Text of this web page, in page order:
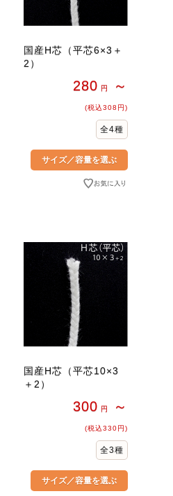
国産H芯（平芯6×3＋
2）
280 円 ～
(税込308円)
全4種
国産H芯（平芯10×3
＋2）
300 円 ～
(税込330円)
全3種